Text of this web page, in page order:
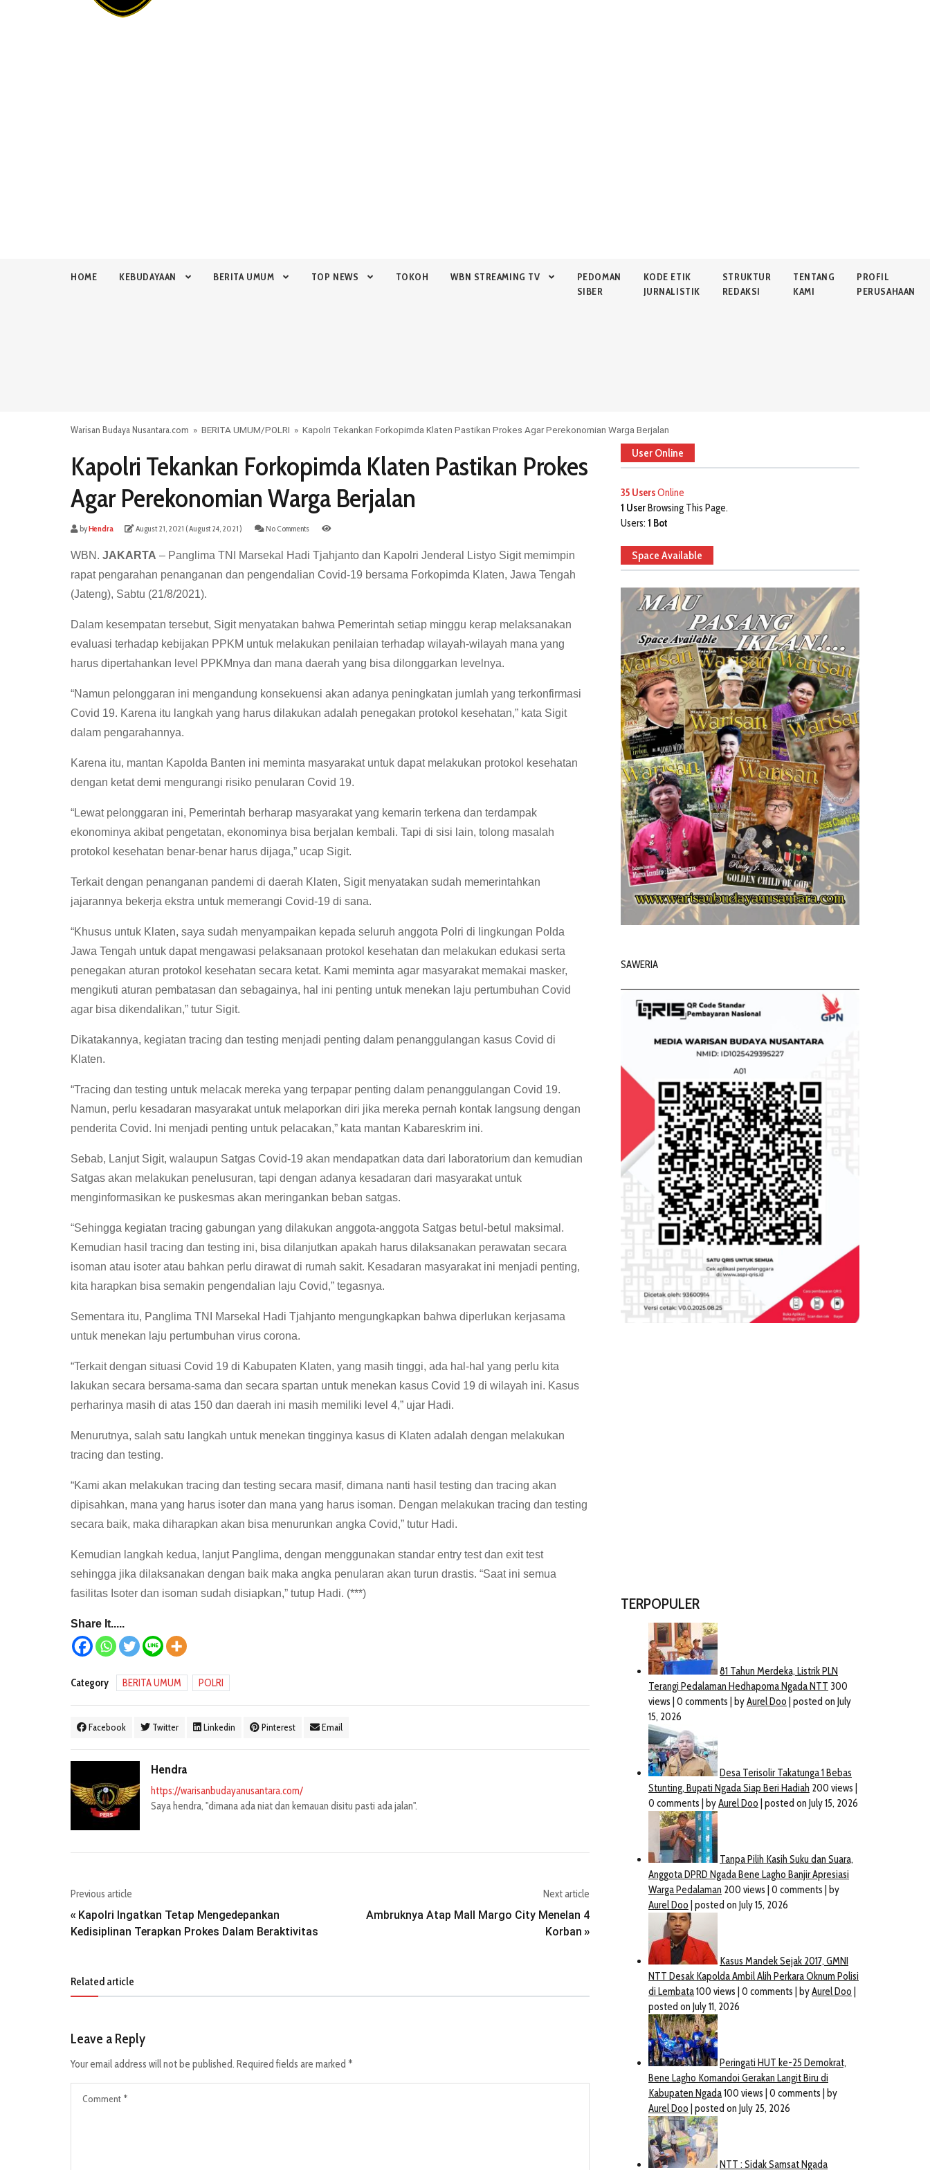
HOME KEBUDAYAAN BERITA UMUM TOP NEWS TOKOH WBN STREAMING TV
PEDOMAN
SIBER
KODE ETIK
JURNALISTIK
STRUKTUR
REDAKSI
TENTANG
KAMI
PROFIL
PERUSAHAAN
Warisan Budaya Nusantara.com » BERITA UMUM/POLRI » Kapolri Tekankan Forkopimda Klaten Pastikan Prokes Agar Perekonomian Warga Berjalan
Kapolri Tekankan Forkopimda Klaten Pastikan Prokes
Agar Perekonomian Warga Berjalan
byHendra August 21, 2021 ( August 24, 2021 ) No Comments
WBN. JAKARTA – Panglima TNI Marsekal Hadi Tjahjanto dan Kapolri Jenderal Listyo Sigit memimpin
rapat pengarahan penanganan dan pengendalian Covid-19 bersama Forkopimda Klaten, Jawa Tengah
(Jateng), Sabtu (21/8/2021).
Dalam kesempatan tersebut, Sigit menyatakan bahwa Pemerintah setiap minggu kerap melaksanakan
evaluasi terhadap kebijakan PPKM untuk melakukan penilaian terhadap wilayah-wilayah mana yang
harus dipertahankan level PPKMnya dan mana daerah yang bisa dilonggarkan levelnya.
“Namun pelonggaran ini mengandung konsekuensi akan adanya peningkatan jumlah yang terkonfirmasi
Covid 19. Karena itu langkah yang harus dilakukan adalah penegakan protokol kesehatan,” kata Sigit
dalam pengarahannya.
Karena itu, mantan Kapolda Banten ini meminta masyarakat untuk dapat melakukan protokol kesehatan
dengan ketat demi mengurangi risiko penularan Covid 19.
“Lewat pelonggaran ini, Pemerintah berharap masyarakat yang kemarin terkena dan terdampak
ekonominya akibat pengetatan, ekonominya bisa berjalan kembali. Tapi di sisi lain, tolong masalah
protokol kesehatan benar-benar harus dijaga,” ucap Sigit.
Terkait dengan penanganan pandemi di daerah Klaten, Sigit menyatakan sudah memerintahkan
jajarannya bekerja ekstra untuk memerangi Covid-19 di sana.
“Khusus untuk Klaten, saya sudah menyampaikan kepada seluruh anggota Polri di lingkungan Polda
Jawa Tengah untuk dapat mengawasi pelaksanaan protokol kesehatan dan melakukan edukasi serta
penegakan aturan protokol kesehatan secara ketat. Kami meminta agar masyarakat memakai masker,
mengikuti aturan pembatasan dan sebagainya, hal ini penting untuk menekan laju pertumbuhan Covid
agar bisa dikendalikan,” tutur Sigit.
Dikatakannya, kegiatan tracing dan testing menjadi penting dalam penanggulangan kasus Covid di
Klaten.
“Tracing dan testing untuk melacak mereka yang terpapar penting dalam penanggulangan Covid 19.
Namun, perlu kesadaran masyarakat untuk melaporkan diri jika mereka pernah kontak langsung dengan
penderita Covid. Ini menjadi penting untuk pelacakan,” kata mantan Kabareskrim ini.
Sebab, Lanjut Sigit, walaupun Satgas Covid-19 akan mendapatkan data dari laboratorium dan kemudian
Satgas akan melakukan penelusuran, tapi dengan adanya kesadaran dari masyarakat untuk
menginformasikan ke puskesmas akan meringankan beban satgas.
“Sehingga kegiatan tracing gabungan yang dilakukan anggota-anggota Satgas betul-betul maksimal.
Kemudian hasil tracing dan testing ini, bisa dilanjutkan apakah harus dilaksanakan perawatan secara
isoman atau isoter atau bahkan perlu dirawat di rumah sakit. Kesadaran masyarakat ini menjadi penting,
kita harapkan bisa semakin pengendalian laju Covid,” tegasnya.
Sementara itu, Panglima TNI Marsekal Hadi Tjahjanto mengungkapkan bahwa diperlukan kerjasama
untuk menekan laju pertumbuhan virus corona.
“Terkait dengan situasi Covid 19 di Kabupaten Klaten, yang masih tinggi, ada hal-hal yang perlu kita
lakukan secara bersama-sama dan secara spartan untuk menekan kasus Covid 19 di wilayah ini. Kasus
perharinya masih di atas 150 dan daerah ini masih memiliki level 4,” ujar Hadi.
Menurutnya, salah satu langkah untuk menekan tingginya kasus di Klaten adalah dengan melakukan
tracing dan testing.
“Kami akan melakukan tracing dan testing secara masif, dimana nanti hasil testing dan tracing akan
dipisahkan, mana yang harus isoter dan mana yang harus isoman. Dengan melakukan tracing dan testing
secara baik, maka diharapkan akan bisa menurunkan angka Covid,” tutur Hadi.
Kemudian langkah kedua, lanjut Panglima, dengan menggunakan standar entry test dan exit test
sehingga jika dilaksanakan dengan baik maka angka penularan akan turun drastis. “Saat ini semua
fasilitas Isoter dan isoman sudah disiapkan,” tutup Hadi. (***)
Share It.....
Category BERITA UMUM POLRI
Facebook Twitter Linkedin Pinterest Email
Hendra
https://warisanbudayanusantara.com/
Saya hendra, "dimana ada niat dan kemauan disitu pasti ada jalan".
Previous article
« Kapolri Ingatkan Tetap Mengedepankan
Kedisiplinan Terapkan Prokes Dalam Beraktivitas
Next article
Ambruknya Atap Mall Margo City Menelan 4
Korban »
Related article
Leave a Reply
Your email address will not be published. Required fields are marked *
User Online
35 UsersOnline
1 UserBrowsing This Page.
Users: 1 Bot
Space Available
SAWERIA
TERPOPULER